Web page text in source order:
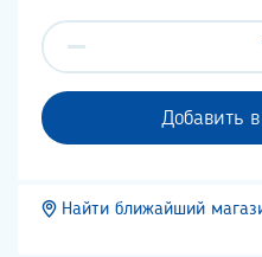
Добавить
Найти ближайший